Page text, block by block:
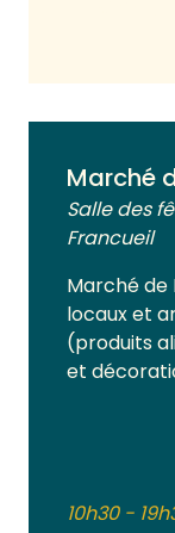
Marché
Salle des
Francueil
Marché de
locaux et
(produits
et
10h30 -